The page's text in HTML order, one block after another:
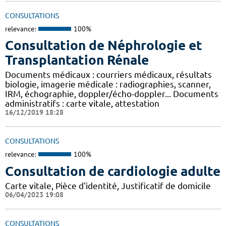
CONSULTATIONS
relevance: 100%
Consultation de Néphrologie et
Transplantation Rénale
Documents médicaux : courriers médicaux, résultats
biologie, imagerie médicale : radiographies, scanner,
IRM, échographie, doppler/écho-doppler... Documents
administratifs : carte vitale, attestation
16/12/2019 18:28
CONSULTATIONS
relevance: 100%
Consultation de cardiologie adulte
Carte vitale, Pièce d'identité, Justificatif de domicile
06/04/2023 19:08
CONSULTATIONS